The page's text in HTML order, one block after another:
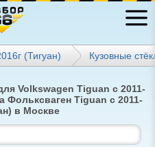
(Тигуан) Кузовные
Volkswagen Tiguan с 2011-
Фольксваген Tiguan с 2011-
в Москве